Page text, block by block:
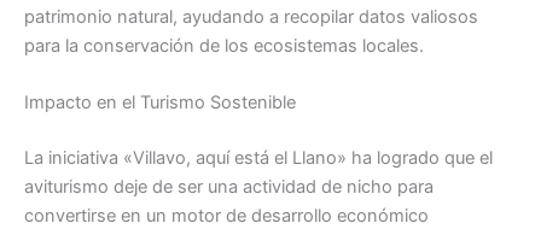
patrimonio natural, ayudando a recopilar datos valiosos
para la conservación de los ecosistemas locales.
Impacto en el Turismo Sostenible
La iniciativa «Villavo, aquí está el Llano» ha logrado que el
aviturismo deje de ser una actividad de nicho para
convertirse en un motor de desarrollo económico